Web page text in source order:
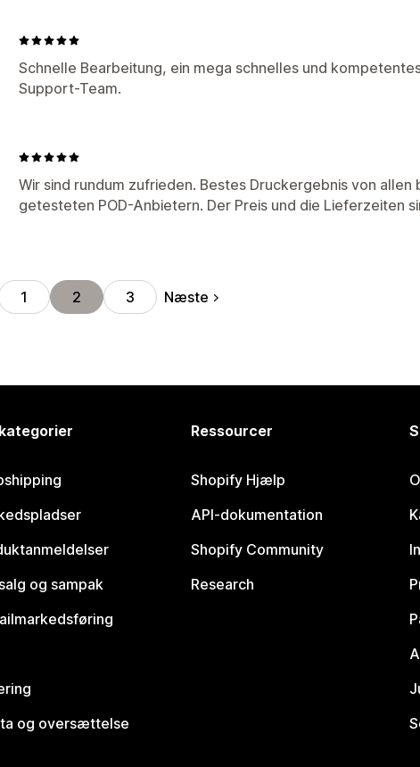
Schnelle Bearbeitung, ein mega schnelles und
Support-Team.
Wir sind rundum zufrieden. Bestes Druckergebnis von allen
getesteten POD-Anbietern. Der Preis und die Lieferzeiten
1 2 3 Næste
og sampak
og oversættelse
Ressourcer
Shopify Hjælp
API-dokumentation
Shopify Community
Research